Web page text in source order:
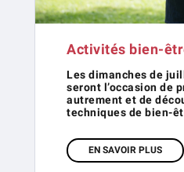
Activités bien-
Les dimanches de
seront l’occasion de
autrement et de
techniques de bien-
EN SAVOIR PLUS